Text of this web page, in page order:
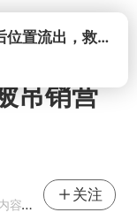
打开
吊销营
作者
关注